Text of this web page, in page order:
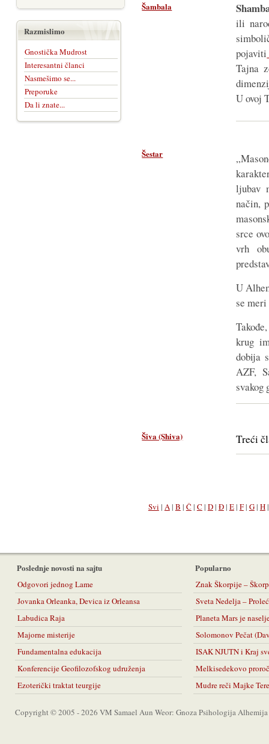
Šambala
ili
pojaviti
Tajna
U ovoj
Šestar
ljubav
način,
srce
vrh
U
se
krug
dobija
AZF,
svakog
Šiva (Shiva) Treći
Svi | A| B | Č | C | D| Đ| E| F| G| H
Razmislimo
Gnostička Mudrost
Interesantni članci
Nasmešimo se...
Preporuke
Da li znate...
Poslednje novosti na sajtu
Odgovori jednog Lame
Jovanka Orleanka, Devica iz Orleansa
Labudica Raja
Majorne misterije
Fundamentalna edukacija
Konferencije Geofilozofskog udruženja
Ezoterički traktat teurgije
Popularno
Znak Škorpije –
Sveta Nedelja –
Planeta Mars je
Solomonov Pečat
ISAK NJUTN i Kraj
Melkisedekovo
Mudre reči Majke
Copyright © 2005 - 2026 VM Samael Aun Weor: Gnoza Psihologija